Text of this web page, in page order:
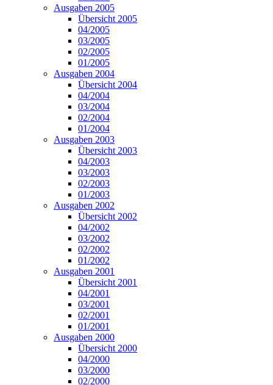
Ausgaben 2005
Übersicht 2005
04/2005
03/2005
02/2005
01/2005
Ausgaben 2004
Übersicht 2004
04/2004
03/2004
02/2004
01/2004
Ausgaben 2003
Übersicht 2003
04/2003
03/2003
02/2003
01/2003
Ausgaben 2002
Übersicht 2002
04/2002
03/2002
02/2002
01/2002
Ausgaben 2001
Übersicht 2001
04/2001
03/2001
02/2001
01/2001
Ausgaben 2000
Übersicht 2000
04/2000
03/2000
02/2000